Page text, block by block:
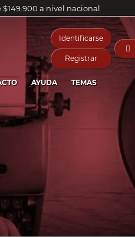
a nivel nacional
Identificarse
Registrar

AYUDA TEMAS